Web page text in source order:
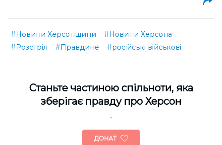
#Новини Херсонщини
#Новини Херсона
#Розстріл
#Правдине #російські військові
Cтаньте частиною спільноти, яка
зберігає правду про Херсон
ДОНАТ